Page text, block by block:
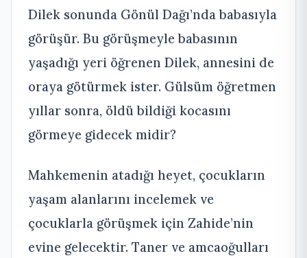
Dilek sonunda Gönül Dağı’nda babasıyla
görüşür. Bu görüşmeyle babasının
yaşadığı yeri öğrenen Dilek, annesini de
oraya götürmek ister. Gülsüm öğretmen
yıllar sonra, öldü bildiği kocasını
görmeye gidecek midir?
Mahkemenin atadığı heyet, çocukların
yaşam alanlarını incelemek ve
çocuklarla görüşmek için Zahide’nin
evine gelecektir. Taner ve amcaoğulları